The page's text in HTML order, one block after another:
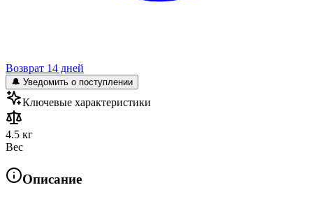
Возврат 14 дней
🔔 Уведомить о поступлении
Ключевые характеристики
4.5 кг
Вес
Описание